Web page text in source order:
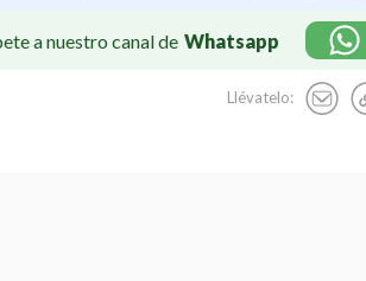
a nuestro canal de Whatsapp
Llévatelo: